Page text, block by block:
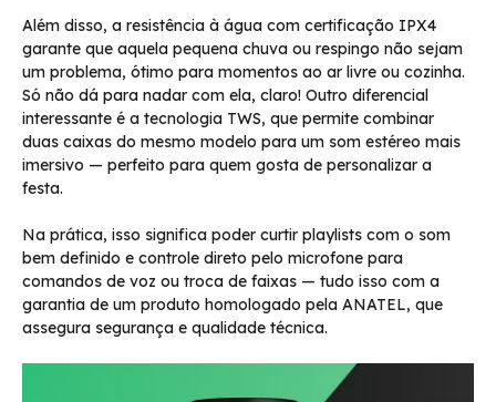
Além disso, a resistência à água com certificação IPX4
garante que aquela pequena chuva ou respingo não sejam
um problema, ótimo para momentos ao ar livre ou cozinha.
Só não dá para nadar com ela, claro! Outro diferencial
interessante é a tecnologia TWS, que permite combinar
duas caixas do mesmo modelo para um som estéreo mais
imersivo — perfeito para quem gosta de personalizar a
festa.
Na prática, isso significa poder curtir playlists com o som
bem definido e controle direto pelo microfone para
comandos de voz ou troca de faixas — tudo isso com a
garantia de um produto homologado pela ANATEL, que
assegura segurança e qualidade técnica.